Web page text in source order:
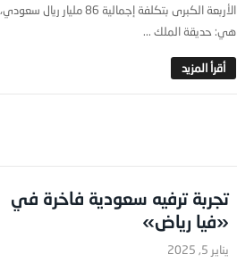
الأربعة الكبرى بتكلفة إجمالية 86 مليار ريال سعودي،
هي: حديقة الملك ...
‎أقرأ المزيد
تجربة ترفيه سعودية فاخرة في
«فيا رياض»
يناير 5, 2025